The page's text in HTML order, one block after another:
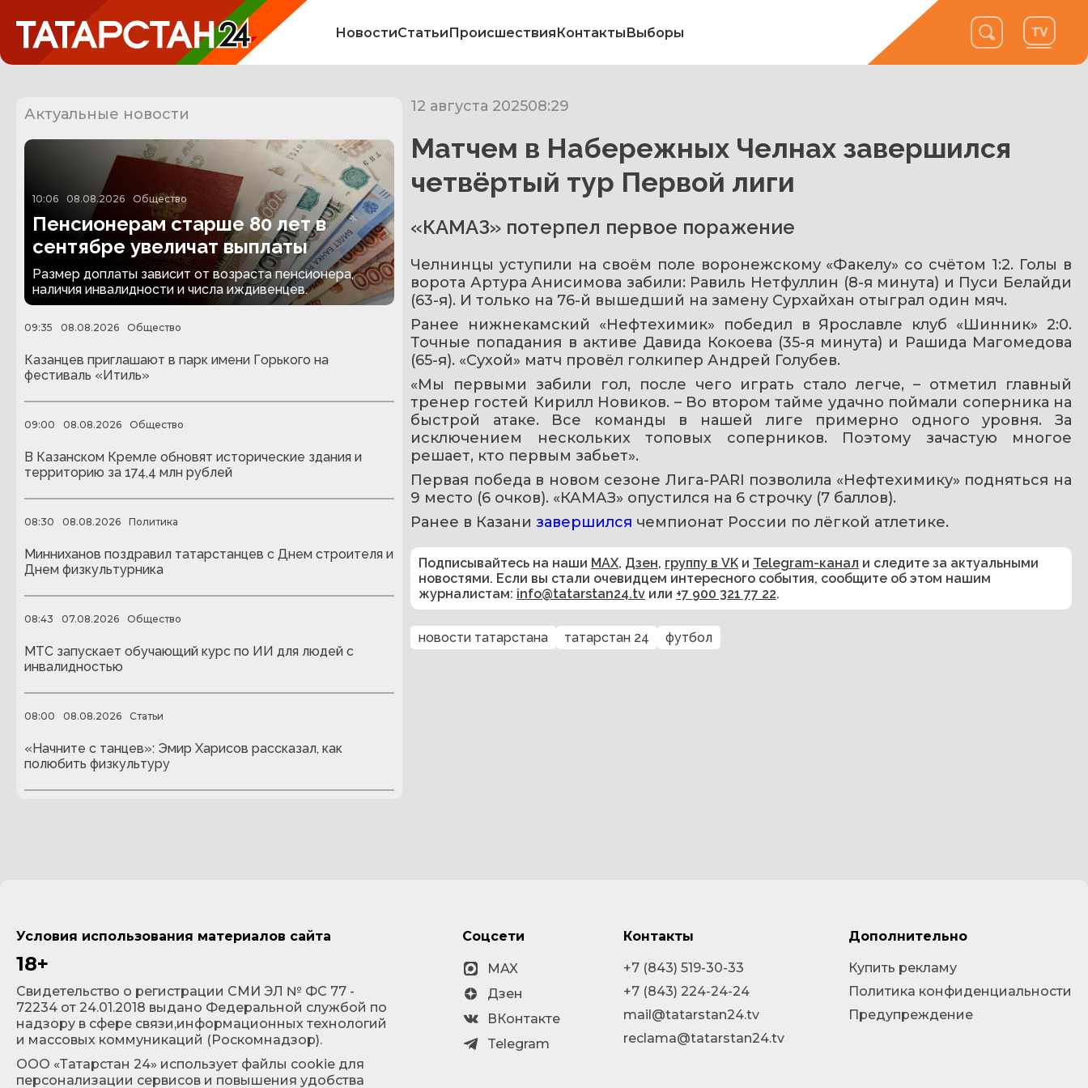
НовостиСтатьиПроисшествияКонтактыВыборы
Актуальные новости
10:06 08.08.2026 Общество
Пенсионерам старше 80 лет в
сентябре увеличат выплаты
Размер доплаты зависит от возраста пенсионера,
наличия инвалидности и числа иждивенцев.
09:35 08.08.2026 Общество
Казанцев приглашают в парк имени Горького на
фестиваль «Итиль»
09:00 08.08.2026 Общество
В Казанском Кремле обновят исторические здания и
территорию за 174,4 млн рублей
08:30 08.08.2026 Политика
Минниханов поздравил татарстанцев с Днем строителя и
Днем физкультурника
08:43 07.08.2026 Общество
МТС запускает обучающий курс по ИИ для людей с
инвалидностью
08:00 08.08.2026 Статьи
«Начните с танцев»: Эмир Харисов рассказал, как
полюбить физкультуру
12 августа 202508:29
Матчем в Набережных Челнах завершился
четвёртый тур Первой лиги
«КАМАЗ» потерпел первое поражение
Челнинцы уступили на своём поле воронежскому «Факелу» со счётом 1:2. Голы в
ворота Артура Анисимова забили: Равиль Нетфуллин (8-я минута) и Пуси Белайди
(63-я). И только на 76-й вышедший на замену Сурхайхан отыграл один мяч.
Ранее нижнекамский «Нефтехимик» победил в Ярославле клуб «Шинник» 2:0.
Точные попадания в активе Давида Кокоева (35-я минута) и Рашида Магомедова
(65-я). «Сухой» матч провёл голкипер Андрей Голубев.
«Мы первыми забили гол, после чего играть стало легче, – отметил главный
тренер гостей Кирилл Новиков. – Во втором тайме удачно поймали соперника на
быстрой атаке. Все команды в нашей лиге примерно одного уровня. За
исключением нескольких топовых соперников. Поэтому зачастую многое
решает, кто первым забьет».
Первая победа в новом сезоне Лига-PARI позволила «Нефтехимику» подняться на
9 место (6 очков). «КАМАЗ» опустился на 6 строчку (7 баллов).
Ранее в Казани завершился чемпионат России по лёгкой атлетике.
Подписывайтесь на наши MAX, Дзен, группу в VK и Telegram-канал и следите за актуальными
новостями. Если вы стали очевидцем интересного события, сообщите об этом нашим
журналистам: info@tatarstan24.tv или +7 900 321 77 22.
новости татарстана татарстан 24 футбол
Условия использования материалов сайта
18+
Cвидетельство о регистрации СМИ ЭЛ № ФС 77 -
72234 от 24.01.2018 выдано Федеральной службой по
надзору в сфере связи,информационных технологий
и массовых коммуникаций (Роскомнадзор).
ООО «Татарстан 24» использует файлы cookie для
персонализации сервисов и повышения удобства
Соцсети
MAX
Дзен
ВКонтакте
Telegram
Контакты
+7 (843) 519-30-33
+7 (843) 224-24-24
mail@tatarstan24.tv
reclama@tatarstan24.tv
Дополнительно
Купить рекламу
Политика конфиденциальности
Предупреждение